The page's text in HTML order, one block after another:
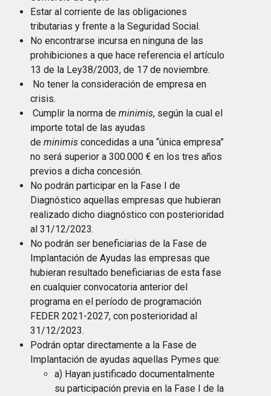
Estar al corriente de las obligaciones
tributarias y frente a la Seguridad Social.
No encontrarse incursa en ninguna de las
prohibiciones a que hace referencia el artículo
13 de la Ley38/2003, de 17 de noviembre.
No tener la consideración de empresa en
crisis.
Cumplir la norma de minimis, según la cual el
importe total de las ayudas
de minimis concedidas a una “única empresa”
no será superior a 300.000 € en los tres años
previos a dicha concesión.
No podrán participar en la Fase I de
Diagnóstico aquellas empresas que hubieran
realizado dicho diagnóstico con posterioridad
al 31/12/2023.
No podrán ser beneficiarias de la Fase de
Implantación de Ayudas las empresas que
hubieran resultado beneficiarias de esta fase
en cualquier convocatoria anterior del
programa en el período de programación
FEDER 2021-2027, con posterioridad al
31/12/2023.
Podrán optar directamente a la Fase de
Implantación de ayudas aquellas Pymes que:
a) Hayan justificado documentalmente
su participación previa en la Fase I de la